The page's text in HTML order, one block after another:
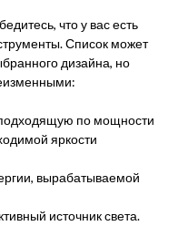
что у вас есть
Список может
дизайна, но
по мощности
яркости
вырабатываемой
источник света.